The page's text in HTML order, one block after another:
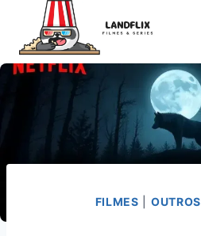
Conteúdo
FILMES OUTROS